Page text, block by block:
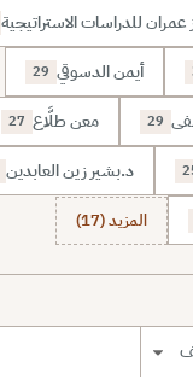
عمران للدراسات الاستراتيجية
أيمن الدسوقي 29
29 معن طلَّاع 27
د.بشير زين العابدين
المزيد (17)